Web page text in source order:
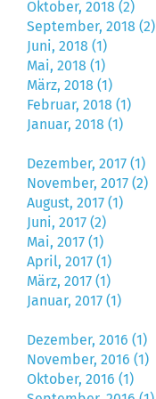
Oktober, 2018 (2)
September, 2018 (2)
Juni, 2018 (1)
Mai, 2018 (1)
März, 2018 (1)
Februar, 2018 (1)
Januar, 2018 (1)
Dezember, 2017 (1)
November, 2017 (2)
August, 2017 (1)
Juni, 2017 (2)
Mai, 2017 (1)
April, 2017 (1)
März, 2017 (1)
Januar, 2017 (1)
Dezember, 2016 (1)
November, 2016 (1)
Oktober, 2016 (1)